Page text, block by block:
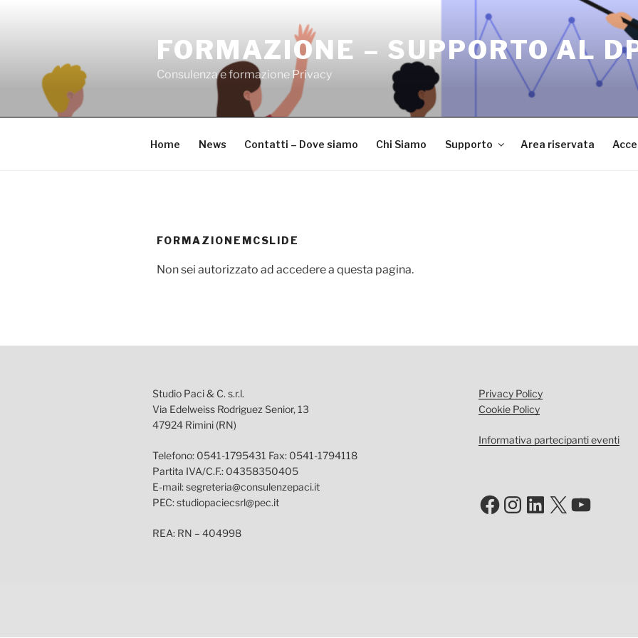
FORMAZIONE – SUPPORTO AL
Consulenza e formazione Privacy
Home News Contatti – Dove siamo Chi Siamo Supporto Area riservata
FORMAZIONEMCSLIDE
Non sei autorizzato ad accedere a questa pagina.
Studio Paci & C. s.r.l.
Via Edelweiss Rodriguez Senior, 13
47924 Rimini (RN)
Telefono: 0541-1795431 Fax: 0541-1794118
Partita IVA/C.F.: 04358350405
E-mail: segreteria@consulenzepaci.it
PEC: studiopaciecsrl@pec.it
REA: RN – 404998
Privacy Policy
Cookie Policy
Informativa partecipanti eventi
Facebook
Instagram
LinkedIn
X